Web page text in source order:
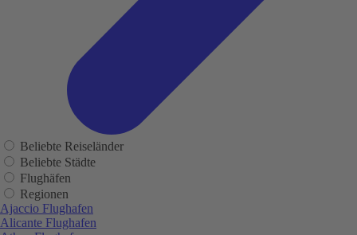
Beliebte Reiseländer
Beliebte Städte
Flughäfen
Regionen
Ajaccio Flughafen
Alicante Flughafen